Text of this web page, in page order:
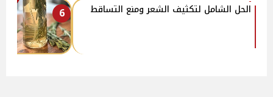
6 الحل الشامل لتكثيف الشعر ومنع التساقط